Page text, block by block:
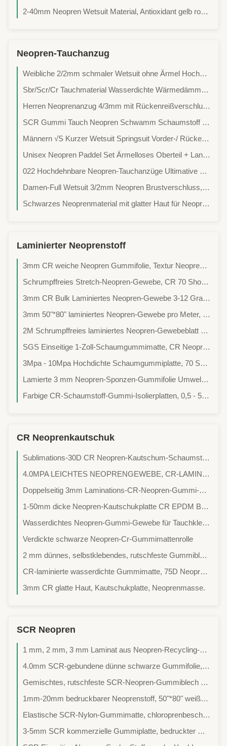
2-40mm Neopren Wetsuit Material, Antioxidant gelb rosa Neopren Stoff, angepasste Stoffe nach Pantone Farben, hohe Farbfestigkeit Stoffe,
Neopren-Tauchanzug
Weibliche 2/2mm schmaler Wetsuit ohne Ärmel Hochhals Rückenziegel Surfen, SUP, Schwimmen im offenen Wasser, Tri Warm-Up
Sbr/Scr/Cr Tauchmaterial Wasserdichte Wärmedämmstoff Stoffe Sportgeräte Materialien Schutzausrüstung Stoffe Surfanzug Stoffe Pferdegeschirr Gürtel Shapewear Stoffe
Herren Neoprenanzug 4/3mm mit Rückenreißverschluss und Brust-Glatthaut-Panel, Thermo-Surf-/Tauchanzug für Surfen, Freiwasserschwimmen, SUP, Windsurfen
SCR Gummi Tauch Neopren Schwamm Schaumstoff Weich Blau 3mm Neopren Stoff
Männern √S Kurzer Wetsuit Springsuit Vorder-/ Rückenziegel Surfanzug Neopren Einstück für das Surfen Schnorcheln SUP
Unisex Neopren Paddel Set Ärmelloses Oberteil + Lange John Hose Verstärkte Knie Kajak SUP Drachenboot Rudern
022 Hochdehnbare Neopren-Tauchanzüge Ultimative Flexibilität Komfort Unterwasser
Damen-Full Wetsuit 3/2mm Neopren Brustverschluss, Flex Panels, Verstärkte Knie, Knöchelverschlüsse. Surfen, Tauchen, Schnorcheln, SUP
Schwarzes Neoprenmaterial mit glatter Haut für Neoprenanzüge, Dicke 1mm-50mm
Laminierter Neoprenstoff
3mm CR weiche Neopren Gummifolie, Textur Neoprenfolie
Schrumpffreies Stretch-Neopren-Gewebe, CR 70 Shore A Silikon-Schaumstoff
3mm CR Bulk Laminiertes Neopren-Gewebe 3-12 Grad Steifigkeit
3mm 50"*80" laminiertes Neopren-Gewebe pro Meter, einseitig ungiftig
2M Schrumpffreies laminiertes Neopren-Gewebeblatt hohe Dichte
SGS Einseitige 1-Zoll-Schaumgummimatte, CR Neopren Polychloropren
3Mpa - 10Mpa Hochdichte Schaumgummiplatte, 70 Shore A Tauchsport-Schaumstoffgewebe
Lamierte 3 mm Neopren-Sponzen-Gummifolie Umweltschonend
Farbige CR-Schaumstoff-Gummi-Isolierplatten, 0,5 - 50 mm Schaumstoff-Gummi-Rolle
CR Neoprenkautschuk
Sublimations-30D CR Neopren-Kautschum-Schaumstoffrolle für Bekleidung und Bademode
4.0MPA LEICHTES NEOPRENGEWEBE, CR-LAMINIERTES MULTIFUNKTIONS-NEOPRENKAUTSCHUKBLATT GEEIGNET FÜR HOCHELASTISCHE WASSERSKI-NEOPRENANZÜGE
Doppelseitig 3mm Laminations-CR-Neopren-Gummi-Blatt für Trockenanzug, Tauchsport-Set
1-50mm dicke Neopren-Kautschukplatte CR EPDM Butyl Natur
Wasserdichtes Neopren-Gummi-Gewebe für Tauchkleid Bikini
Verdickte schwarze Neopren-Cr-Gummimattenrolle
2 mm dünnes, selbstklebendes, rutschfeste Gummiblech, 3,3 m lang für Socken
CR-laminierte wasserdichte Gummimatte, 75D Neopren-Gummimaterial
3mm CR glatte Haut, Kautschukplatte, Neoprenmasse.
SCR Neopren
1 mm, 2 mm, 3 mm Laminat aus Neopren-Recycling-Gewebe
4.0mm SCR-gebundene dünne schwarze Gummifolie, gestricktes Jersey Polyester Neoprengewebe
Gemischtes, rutschfeste SCR-Neopren-Gummiblech mit 50 Zoll Breite, atmungsaktiv
1mm-20mm bedruckbarer Neoprenstoff, 50"*80" weißer Neoprenstoff
Elastische SCR-Nylon-Gummimatte, chloroprenbeschichtetes Neopren-Gewebe
3-5mm SCR kommerzielle Gummiplatte, bedruckter Neoprenschaumstoff